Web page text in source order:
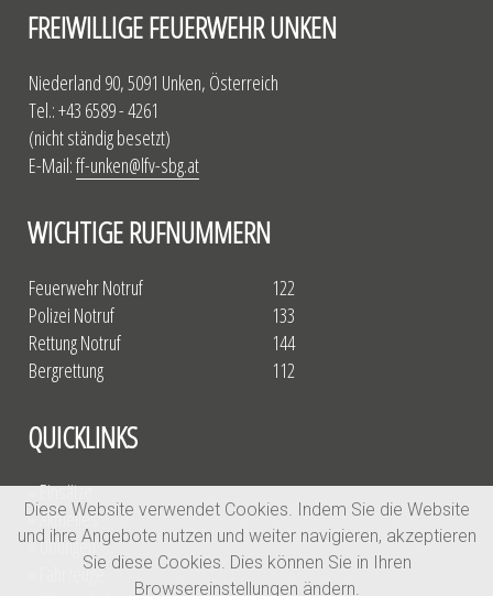
FREIWILLIGE FEUERWEHR UNKEN
Niederland 90, 5091 Unken, Österreich
Tel.: +43 6589 - 4261
(nicht ständig besetzt)
E-Mail:ff-unken@lfv-sbg.at
WICHTIGE RUFNUMMERN
Feuerwehr Notruf
Polizei Notruf
Rettung Notruf
Bergrettung
122
133
144
112
QUICKLINKS
» Einsätze
» Aktuelles
» Übungen
» Fahrzeuge
Diese Website verwendet Cookies. Indem Sie die Website
und ihre Angebote nutzen und weiter navigieren, akzeptieren
Sie diese Cookies. Dies können Sie in Ihren
Browsereinstellungen ändern.